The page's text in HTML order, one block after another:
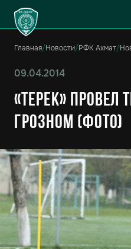
Главная/Новости/РФК Ахмат/
09.04.2014
«Терек» провел
Грозном (Фото)